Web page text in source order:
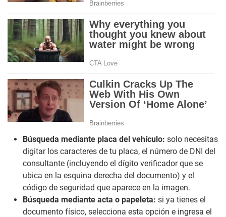
Búsqueda mediante placa del vehículo: solo necesitas
digitar los caracteres de tu placa, el número de DNI del
consultante (incluyendo el dígito verificador que se
ubica en la esquina derecha del documento) y el
código de seguridad que aparece en la imagen.
Búsqueda mediante acta o papeleta: si ya tienes el
documento físico, selecciona esta opción e ingresa el